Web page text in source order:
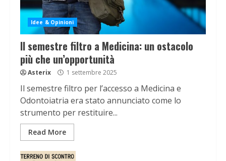
Idee & Opinioni
Il semestre filtro a Medicina: un ostacolo
più che un’opportunità
Asterix 1 settembre 2025
Il semestre filtro per l’accesso a Medicina e
Odontoiatria era stato annunciato come lo
strumento per restituire...
Read More